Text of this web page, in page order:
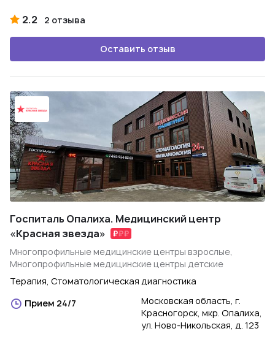
2.2 2 отзыва
Оставить отзыв
Госпиталь Опалиха. Медицинский центр
«Красная звезда»
Многопрофильные медицинские центры взрослые,
Многопрофильные медицинские центры детские
Терапия, Стоматологическая диагностика
Прием 24/7
Московская область, г.
Красногорск, мкр. Опалиха,
ул. Ново-Никольская, д. 123